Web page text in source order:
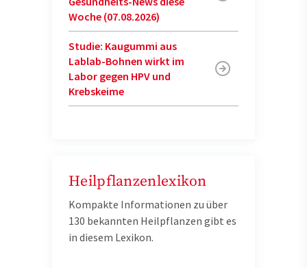
Woche (07.08.2026)
Studie: Kaugummi aus
Lablab-Bohnen wirkt im
Labor gegen HPV und
Krebskeime
Heilpflanzenlexikon
Kompakte Informationen zu über
130 bekannten Heilpflanzen gibt es
in diesem Lexikon.